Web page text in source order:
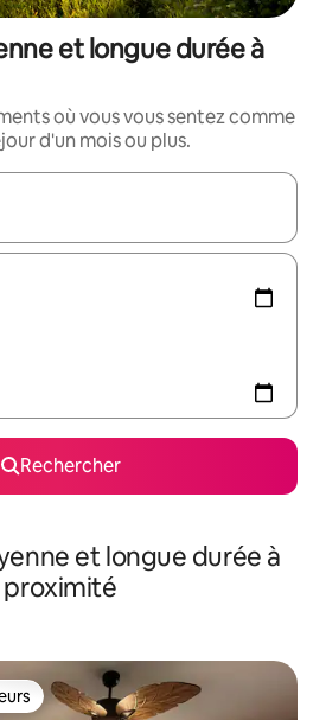
et longue durée à
où vous vous sentez comme
d'un mois ou plus.
utilisez les flèches vers le
Rechercher
et longue durée à
proximité